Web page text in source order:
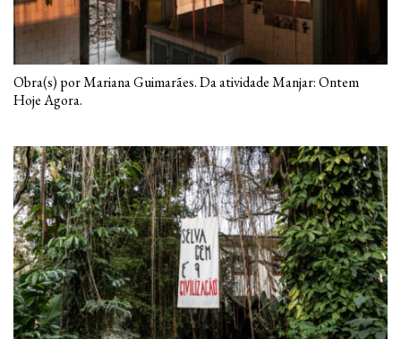
Obra(s) por Mariana Guimarães. Da atividade Manjar: Ontem
Hoje Agora.